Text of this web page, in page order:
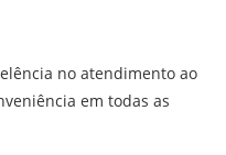
no atendimento ao
em todas as